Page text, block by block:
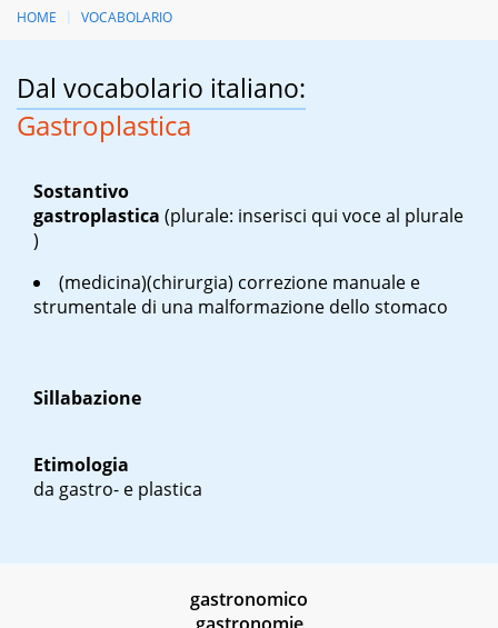
HOME VOCABOLARIO
Dal vocabolario italiano:
Gastroplastica
Sostantivo
gastroplastica (plurale: inserisci qui voce al plurale
)
(medicina)(chirurgia) correzione manuale e
strumentale di una malformazione dello stomaco
Sillabazione
Etimologia
da gastro- e plastica
gastronomico